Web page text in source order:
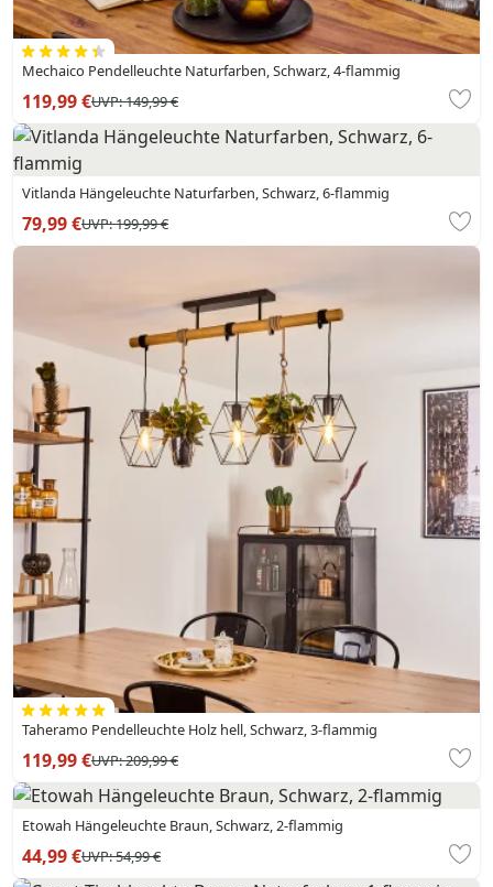
Mechaico Pendelleuchte Naturfarben, Schwarz, 4-flammig
119,99 €UVP:149,99 €
Vitlanda Hängeleuchte Naturfarben, Schwarz, 6-flammig
79,99 €UVP:199,99 €
Taheramo Pendelleuchte Holz hell, Schwarz, 3-flammig
119,99 €UVP:209,99 €
Etowah Hängeleuchte Braun, Schwarz, 2-flammig
44,99 €UVP:54,99 €